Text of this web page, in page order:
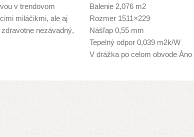
v trendovom
miláčikmi, ale aj
nezávadný,
Balenie 2,076 m2
Rozmer 1511×229
Nášľap 0,55 mm
Tepelný odpor 0,039 m2k/W
V drážka po celom obvode Áno